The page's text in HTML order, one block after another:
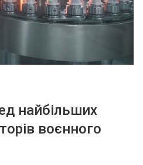
найбільших
воєнного